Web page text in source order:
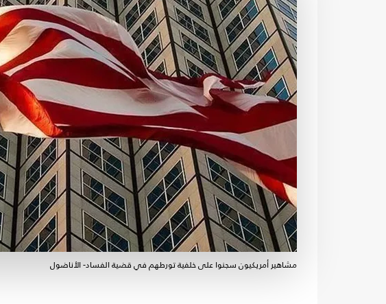
مشاهير أمريكيون سجنوا على خلفية تورطهم في قضية الفساد- الأناضول